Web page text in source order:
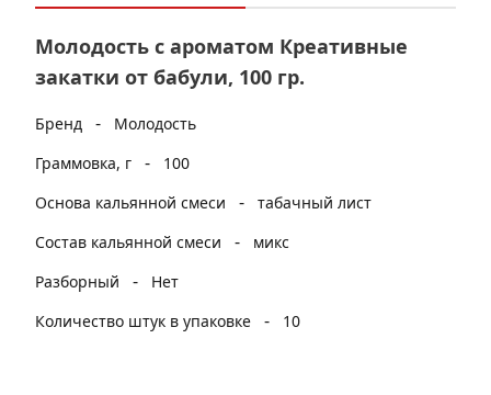
Молодость с ароматом Креативные
закатки от бабули, 100 гр.
Бренд -
Молодость
Граммовка, г
-
100
Основа кальянной смеси
- табачный лист
Состав кальянной смеси
-
микс
Разборный
-
Нет
Количество штук в упаковке
- 10